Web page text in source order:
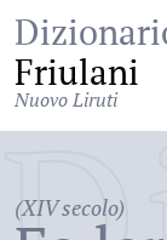
Friulani
Nuovo Liruti
(XIV secolo)